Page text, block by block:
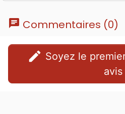
chat Commentaires (0)
edit
avis